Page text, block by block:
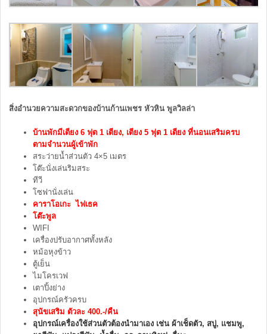
สิ่งอำนวยความสะดวกของบ้านก้านเพชร หัวหิน พูลวิลล่า
บ้านพักมีเตียง 6 ฟุต 1 เตียง, เตียง 5 ฟุต 1 เตียง ที่นอนเสริมครบ
ตามจำนวนผู้เข้าพัก
สระว่ายน้ำส่วนตัว 4×5 เมตร
โต๊ะนั่งเล่นริมสระ
ทีวี
โซฟานั่งเล่น
คาราโอเกะ ไฟเธค
โต๊ะพูล
WIFI
เครื่องปรับอากาศทั้งหลัง
หม้อหุงข้าว
ตู้เย็น
ไมโครเวฟ
เตาปิ้งย่าง
อุปกรณ์ครัวครบ
สุนัขเสริม ตัวละ 400.-/คืน
อุปกรณ์เครื่องใช้ส่วนตัวต้องนำมาเอง เช่น ผ้าเช็ดตัว, สบู่, แชมพู,